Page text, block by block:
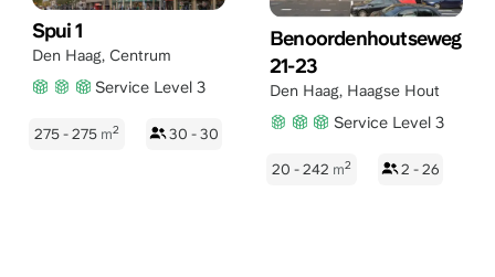
Spui 1
Den Haag, Centrum
Service Level 3
275 - 275 m2 30 - 30
Benoordenhoutseweg
21-23
Den Haag, Haagse Hout
Service Level 3
20 - 242 m2 2 - 26